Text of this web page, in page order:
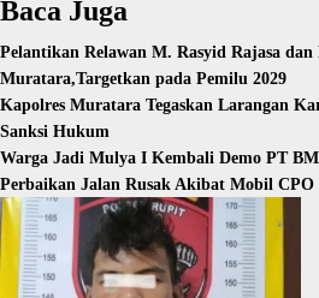
Baca Juga
Pelantikan Relawan M. Rasyid Rajasa dan
Muratara,Targetkan pada Pemilu 2029
Kapolres Muratara Tegaskan Larangan
Sanksi Hukum
Warga Jadi Mulya I Kembali Demo PT
Perbaikan Jalan Rusak Akibat Mobil CPO